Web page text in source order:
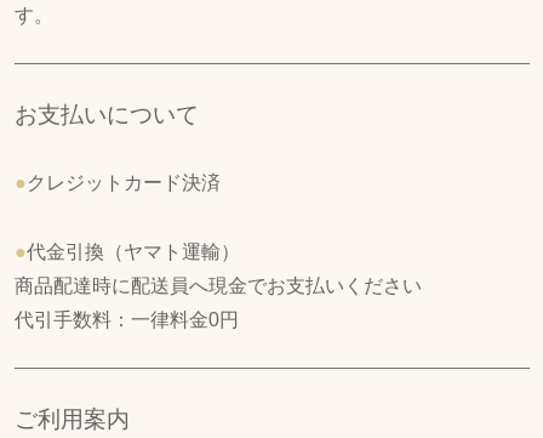
す。
お支払いについて
●クレジットカード決済
●代金引換（ヤマト運輸）
商品配達時に配送員へ現金でお支払いください
代引手数料：一律料金0円
ご利用案内